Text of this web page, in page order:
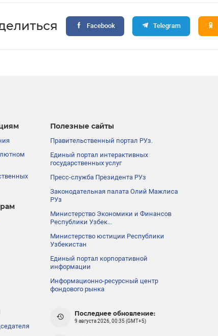
Facebook Telegram
Полезные сайты
Правительственный портал РУз.
Единый портал интерактивных
государственных услуг
Пресс-служба Президента РУз
Законодательная палата Олий Мажлиса
РУз
Министерство Экономики и Финансов
Республики Узбек...
Министерство юстиции Республики
Узбекистан
Единый портал корпоративной
информации
Информационно-ресурсный центр
фондового рынка
Последнее обновление:
9 августа 2026, 00:35 (GMT+5)